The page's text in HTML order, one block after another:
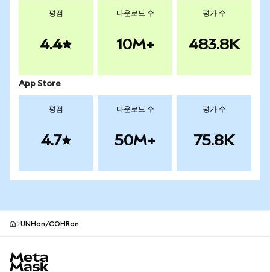
평점
4.4
다운로드 수
10M+
평가 수
483.8K
App Store
평점
4.7
다운로드 수
50M+
평가 수
75.8K
UNHon/COHRon